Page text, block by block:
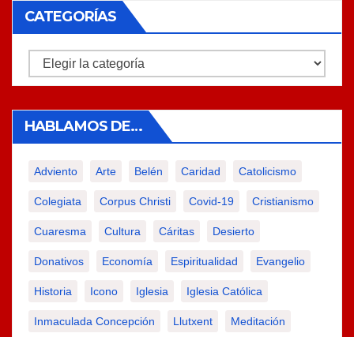
CATEGORÍAS
Categorías
HABLAMOS DE…
Adviento Arte Belén Caridad Catolicismo
Colegiata Corpus Christi Covid-19 Cristianismo
Cuaresma Cultura Cáritas Desierto
Donativos Economía Espiritualidad Evangelio
Historia Icono Iglesia Iglesia Católica
Inmaculada Concepción Llutxent Meditación